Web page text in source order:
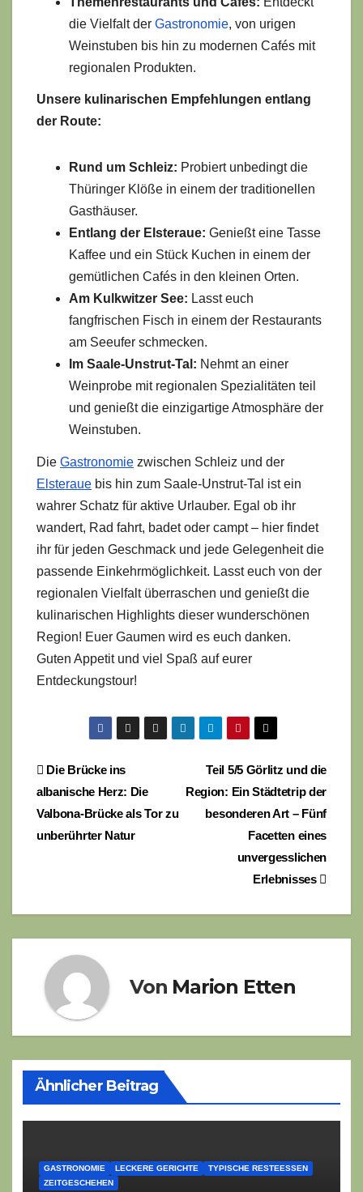
die Vielfalt der Gastronomie, von urigen
Weinstuben bis hin zu modernen Cafés mit
regionalen Produkten.
Unsere kulinarischen Empfehlungen entlang
der Route:
Rund um Schleiz: Probiert unbedingt die
Thüringer Klöße in einem der traditionellen
Gasthäuser.
Entlang der Elsteraue: Genießt eine Tasse
Kaffee und ein Stück Kuchen in einem der
gemütlichen Cafés in den kleinen Orten.
Am Kulkwitzer See: Lasst euch
fangfrischen Fisch in einem der Restaurants
am Seeufer schmecken.
Im Saale-Unstrut-Tal: Nehmt an einer
Weinprobe mit regionalen Spezialitäten teil
und genießt die einzigartige Atmosphäre der
Weinstuben.
Die Gastronomie zwischen Schleiz und der
Elsteraue bis hin zum Saale-Unstrut-Tal ist ein
wahrer Schatz für aktive Urlauber. Egal ob ihr
wandert, Rad fahrt, badet oder campt – hier findet
ihr für jeden Geschmack und jede Gelegenheit die
passende Einkehrmöglichkeit. Lasst euch von der
regionalen Vielfalt überraschen und genießt die
kulinarischen Highlights dieser wunderschönen
Region! Euer Gaumen wird es euch danken.
Guten Appetit und viel Spaß auf eurer
Entdeckungstour!
Beitragsnavigation
Teil 5/5 Görlitz und die
Region: Ein Städtetrip der
besonderen Art – Fünf
Facetten eines
unvergesslichen
Erlebnisses
Die Brücke ins
albanische Herz: Die
Valbona-Brücke als Tor zu
unberührter Natur
Von Marion Etten
Ähnlicher Beitrag
GASTRONOMIE LECKERE GERICHTE
TYPISCHE RESTEESSEN
ZEITGESCHEHEN